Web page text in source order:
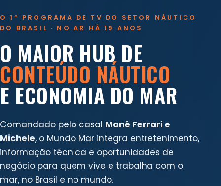
O 1º PROGRAMA DE TV DO SETOR NÁUTICO
DO BRASIL · NO AR HÁ 19 ANOS
O MAIOR HUB DE
CONTEÚDO NÁUTICO
E ECONOMIA DO MAR
Comandado pelo casal Mané Ferrari e
Michele, o Mundo Mar integra entretenimento,
informação técnica e oportunidades de
negócio para quem vive e trabalha com o
mar, no Brasil e no mundo.